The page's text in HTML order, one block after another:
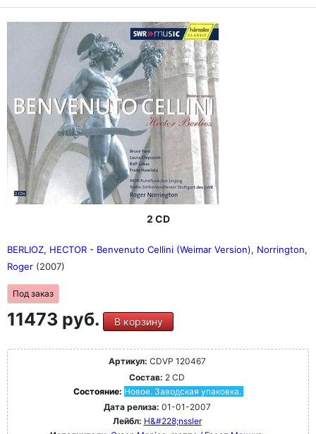
2 CD
BERLIOZ, HECTOR - Benvenuto Cellini (Weimar Version), Norrington,
Roger (2007)
Под заказ
11473 руб. В корзину
Артикул: CDVP 120467
Состав: 2 CD
Состояние: Новое. Заводская упаковка.
Дата релиза: 01-01-2007
Лейбл: H&#228;nssler